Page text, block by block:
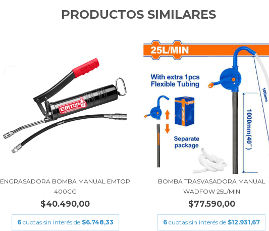
PRODUCTOS SIMILARES
ENGRASADORA BOMBA MANUAL EMTOP
400CC
$40.490,00
6 cuotas sin interés de $6.748,33
BOMBA TRASVASADORA MANUAL
WADFOW 25L/MIN
$77.590,00
6 cuotas sin interés de $12.931,67